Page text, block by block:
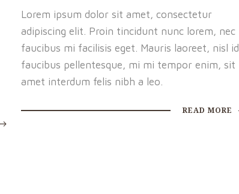
Lorem ipsum dolor sit amet, consectetur
adipiscing elit. Proin tincidunt nunc lorem, nec
faucibus mi facilisis eget. Mauris laoreet, nisl id
faucibus pellentesque, mi mi tempor enim, sit
amet interdum felis nibh a leo.
READ MORE